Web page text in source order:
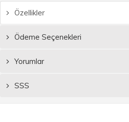
Özellikler
Ödeme Seçenekleri
Yorumlar
SSS